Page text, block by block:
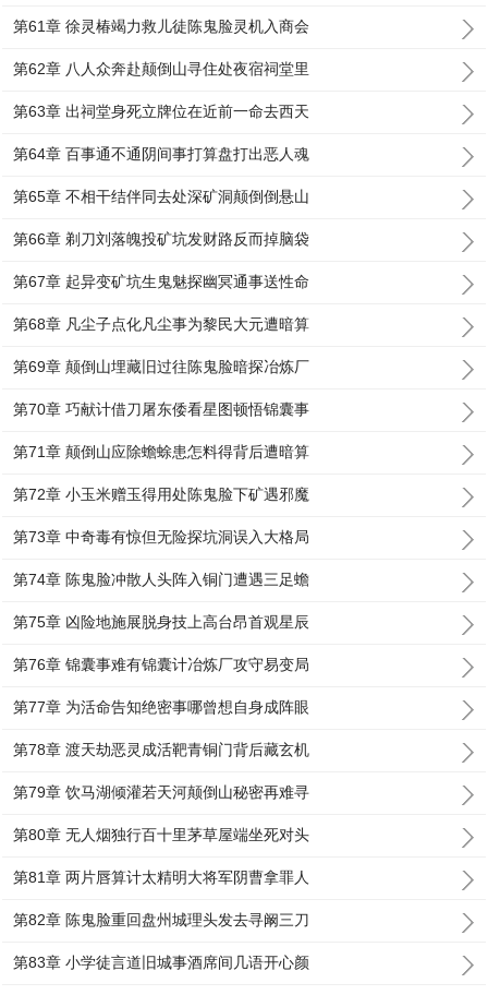
第61章 徐灵椿竭力救儿徒陈鬼脸灵机入商会
第62章 八人众奔赴颠倒山寻住处夜宿祠堂里
第63章 出祠堂身死立牌位在近前一命去西天
第64章 百事通不通阴间事打算盘打出恶人魂
第65章 不相干结伴同去处深矿洞颠倒倒悬山
第66章 剃刀刘落魄投矿坑发财路反而掉脑袋
第67章 起异变矿坑生鬼魅探幽冥通事送性命
第68章 凡尘子点化凡尘事为黎民大元遭暗算
第69章 颠倒山埋藏旧过往陈鬼脸暗探冶炼厂
第70章 巧献计借刀屠东倭看星图顿悟锦囊事
第71章 颠倒山应除蟾蜍患怎料得背后遭暗算
第72章 小玉米赠玉得用处陈鬼脸下矿遇邪魔
第73章 中奇毒有惊但无险探坑洞误入大格局
第74章 陈鬼脸冲散人头阵入铜门遭遇三足蟾
第75章 凶险地施展脱身技上高台昂首观星辰
第76章 锦囊事难有锦囊计冶炼厂攻守易变局
第77章 为活命告知绝密事哪曾想自身成阵眼
第78章 渡天劫恶灵成活靶青铜门背后藏玄机
第79章 饮马湖倾灌若天河颠倒山秘密再难寻
第80章 无人烟独行百十里茅草屋端坐死对头
第81章 两片唇算计太精明大将军阴曹拿罪人
第82章 陈鬼脸重回盘州城理头发去寻阚三刀
第83章 小学徒言道旧城事酒席间几语开心颜